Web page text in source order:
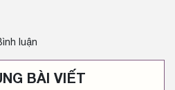
luận
BÀI VIẾT